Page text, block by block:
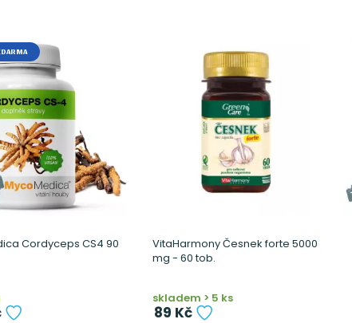
Cordyceps CS4 90
VitaHarmony Česnek forte 5000
mg - 60 tob.
skladem > 5 ks
89 Kč